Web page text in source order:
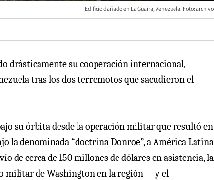
Edificio dañado en La Guaira, Venezuela. Foto: archivo
drásticamente su cooperación internacional,
tras los dos terremotos que sacudieron el
su órbita desde la operación militar que resultó en
la denominada “doctrina Donroe”, a América Latina
de cerca de 150 millones de dólares en asistencia, la
militar de Washington en la región— y el